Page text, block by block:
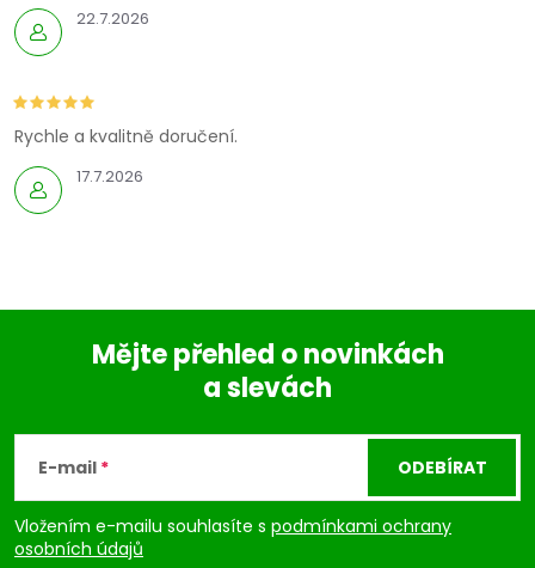
22.7.2026
17.7.2026
Rychle a kvalitně doručení.
p
Mějte přehled o novinkách
a slevách
E-mail
Vložením e-mailu souhlasíte s podmínkami ochrany
osobních údajů
ODEBÍRAT